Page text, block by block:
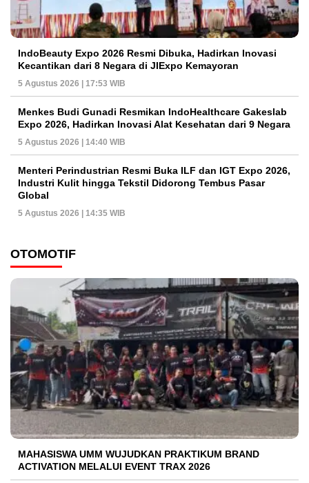
IndoBeauty Expo 2026 Resmi Dibuka, Hadirkan Inovasi
Kecantikan dari 8 Negara di JIExpo Kemayoran
5 Agustus 2026 | 17:53 WIB
Menkes Budi Gunadi Resmikan IndoHealthcare Gakeslab
Expo 2026, Hadirkan Inovasi Alat Kesehatan dari 9 Negara
5 Agustus 2026 | 14:40 WIB
Menteri Perindustrian Resmi Buka ILF dan IGT Expo 2026,
Industri Kulit hingga Tekstil Didorong Tembus Pasar
Global
5 Agustus 2026 | 14:35 WIB
OTOMOTIF
MAHASISWA UMM WUJUDKAN PRAKTIKUM BRAND
ACTIVATION MELALUI EVENT TRAX 2026